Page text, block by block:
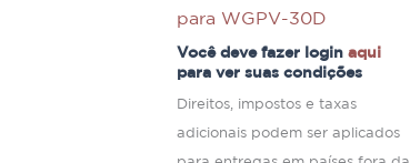
para WGPV-30D
Você deve fazer loginaqui
para ver suas condições
Direitos, impostos e taxas
adicionais podem ser aplicados